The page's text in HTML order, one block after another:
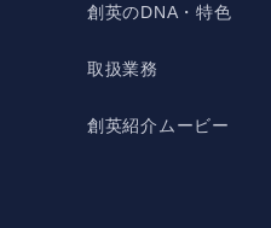
創英のDNA・特色
取扱業務
創英紹介ムービー